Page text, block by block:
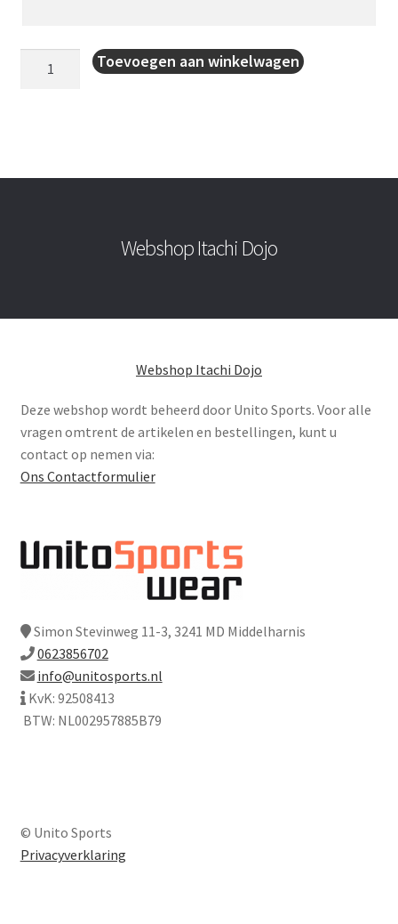
polyestervestToevoegen aan winkelwagen
Webshop Itachi Dojo
Webshop Itachi Dojo
Deze webshop wordt beheerd door Unito Sports. Voor alle
vragen omtrent de artikelen en bestellingen, kunt u
contact op nemen via:
Ons Contactformulier
Simon Stevinweg 11-3, 3241 MD Middelharnis
0623856702
info@unitosports.nl
KvK: 92508413
BTW: NL002957885B79
© Unito Sports
Privacyverklaring